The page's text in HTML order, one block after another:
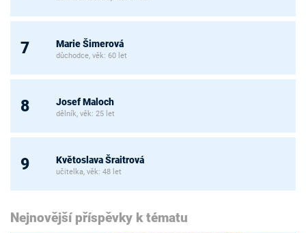
7 Marie Šimerová
důchodce, věk: 60 let
8 Josef Maloch
dělník, věk: 25 let
9 Květoslava Šraitrová
učitelka, věk: 48 let
Nejnovější příspěvky k tématu